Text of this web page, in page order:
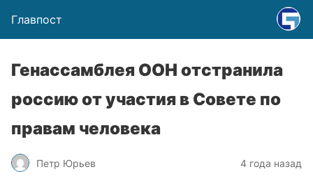
Главпост
Генассамблея ООН отстранила
россию от участия в Совете по
правам человека
Петр Юрьев 4 года назад